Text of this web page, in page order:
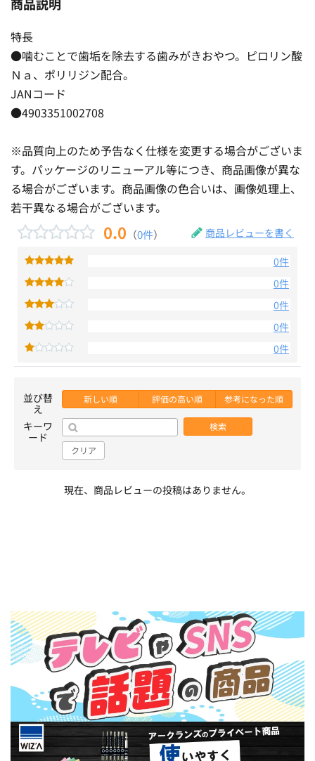
特長
●噛むことで歯垢を除去する歯みがきおやつ。ピロリン酸
Ｎａ、ポリリジン配合。
JANコード
●4903351002708
※品質向上のため予告なく仕様を変更する場合がございま
す。パッケージのリニューアル等につき、商品画像が異な
る場合がございます。商品画像の色合いは、画像処理上、
若干異なる場合がございます。
0.0 （0件） 商品レビューを書く
0件
0件
0件
0件
0件
並び替
え
新しい順 評価の高い順 参考になった順
キーワ
ード
検索
クリア
現在、商品レビューの投稿はありません。